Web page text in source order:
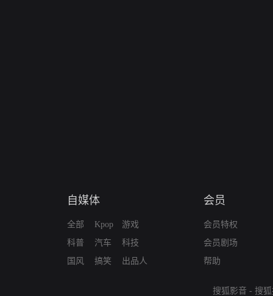
自媒体
全部
科普
国风
Kpop
汽车
搞笑
游戏
科技
出品人
会员
会员特权
会员剧场
帮助
搜狐影音 - 搜